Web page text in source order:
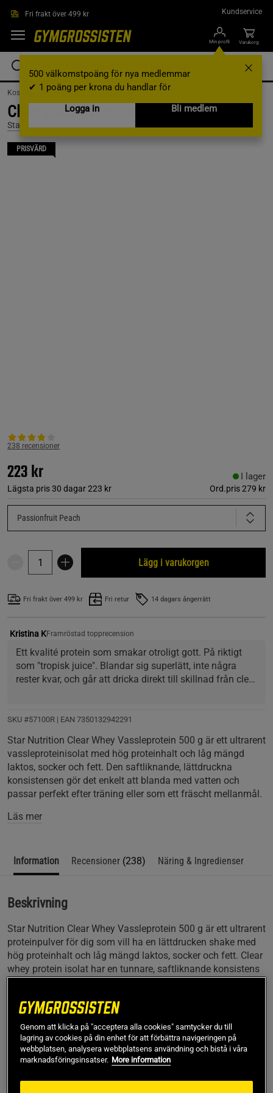
Fri frakt över 499 kr Kundservice
Min profil
500 välkomstpoäng för nya medlemmar
✔ 1 poäng per krona du handlar för
Logga in
Bli medlem
Varukorg
Kosttillskott /Proteinpulver / Vassleprotein
Clear Whey 500g, Passionfruit Peach
Star Nutrition
PRISVÄRD
238 recensioner
223 kr
Lägsta pris 30 dagar223 kr Ord.pris279 kr
I lager
Passionfruit Peach
Lägg i varukorgen
Fri frakt över 499 kr Fri retur 14 dagars ångerrätt
Kristina KFramröstad topprecension
Ett kvalité protein som smakar otroligt gott. På riktigt
som "tropisk juice". Blandar sig superlätt, inte några
rester kvar, och går att dricka direkt till skillnad från clear
Alla tre smakerna är supergoda men favoriten är orange
också god men kan uppfatttas som något "stark". Ett
tips är att blanda ut peach med mer vatten så får man
önskad styrka på "juicen".
Älskar, älskar, älskar. Så glad att jag hittat detta kvalité
protein med dess tokgoda smaker och lätta konsistens.
För min del så kommer jag framöver att enbart köpa
SKU #57100R | EAN 7350132942291
Star Nutrition Clear Whey Vassleprotein 500 g är ett ultrarent
vassleproteinisolat med hög proteinhalt och låg mängd
laktos, socker och fett. Den saftliknande, lättdruckna
konsistensen gör det enkelt att blanda med vatten och
passar perfekt efter träning eller som ett fräscht mellanmål.
Läs mer
Information Recensioner (238) Näring & Ingredienser
Beskrivning
Star Nutrition Clear Whey Vassleprotein 500 g är ett ultrarent
proteinpulver för dig som vill ha en lättdrucken shake med
hög proteinhalt och låg mängd laktos, socker och fett. Clear
whey protein isolat har en tunnare, saftliknande konsistens
och återförslutningsbar, vilket gör den enkel att ta med till
gymmet eller ha hemma i skafferiet.
Med 20 portioner per påse får du ett vassleproteinpulver
som levererar 20 gram protein per servering, samtidigt som
perfekt för dig som vill fylla på med protein efter träning,
Genom att klicka på "acceptera alla cookies" samtycker du till
lagring av cookies på din enhet för att förbättra navigeringen på
webbplatsen, analysera webbplatsens användning och bistå i våra
marknadsföringsinsatser. More information